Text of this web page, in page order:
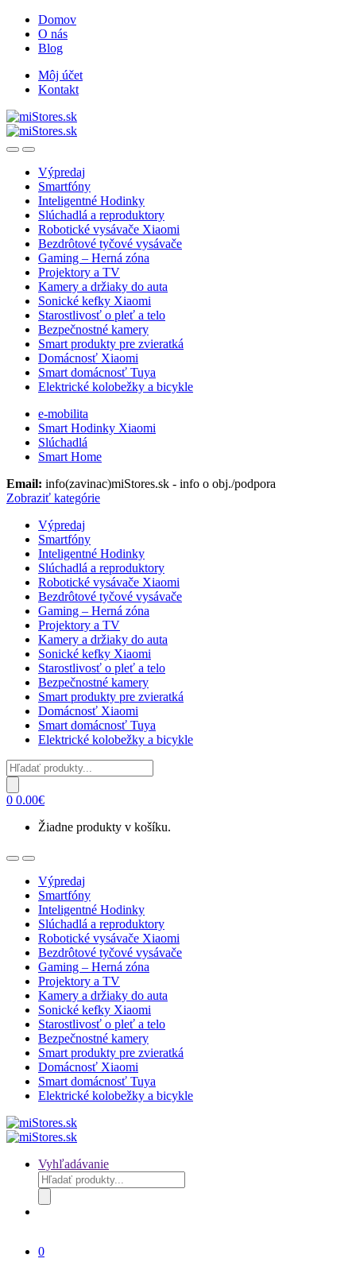
Skip
navigation
Skip
content
Domov
O nás
Blog
Môj účet
Kontakt
OpenClose
Výpredaj
Smartfóny
Inteligentné Hodinky
Slúchadlá a reproduktory
Robotické vysávače Xiaomi
Bezdrôtové tyčové vysávače
Gaming – Herná zóna
Projektory a TV
Kamery a držiaky do auta
Sonické kefky Xiaomi
Starostlivosť o pleť a telo
Bezpečnostné kamery
Smart produkty pre zvieratká
Domácnosť Xiaomi
Smart domácnosť Tuya
Elektrické kolobežky a bicykle
e-mobilita
Smart Hodinky Xiaomi
Slúchadlá
Smart Home
Email: info(zavinac)miStores.sk - info o obj./podpora
Zobraziť kategórie
Výpredaj
Smartfóny
Inteligentné Hodinky
Slúchadlá a reproduktory
Robotické vysávače Xiaomi
Bezdrôtové tyčové vysávače
Gaming – Herná zóna
Projektory a TV
Kamery a držiaky do auta
Sonické kefky Xiaomi
Starostlivosť o pleť a telo
Bezpečnostné kamery
Smart produkty pre zvieratká
Domácnosť Xiaomi
Smart domácnosť Tuya
Elektrické kolobežky a bicykle
Products
search
0 0.00€
Žiadne produkty v košíku.
OpenClose
Výpredaj
Smartfóny
Inteligentné Hodinky
Slúchadlá a reproduktory
Robotické vysávače Xiaomi
Bezdrôtové tyčové vysávače
Gaming – Herná zóna
Projektory a TV
Kamery a držiaky do auta
Sonické kefky Xiaomi
Starostlivosť o pleť a telo
Bezpečnostné kamery
Smart produkty pre zvieratká
Domácnosť Xiaomi
Smart domácnosť Tuya
Elektrické kolobežky a bicykle
Vyhľadávanie
Products
search
0